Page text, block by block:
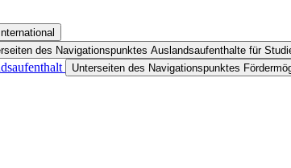
des Navigationspunktes Auslandsaufenthalte für
Unterseiten des Navigationspunktes